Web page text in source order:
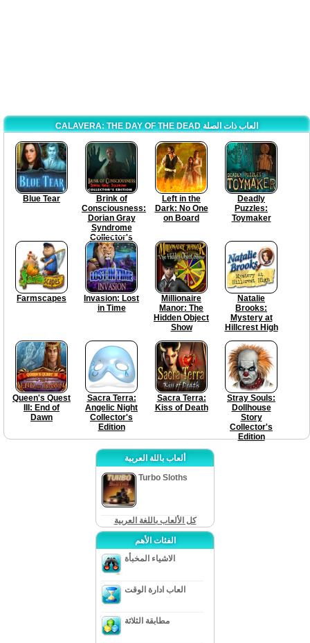
CALAVERA: THE DAY OF THE DEAD العاب ذات الصلة
Blue Tear
Brink of
Consciousness:
Dorian Gray
Syndrome
Collector's
Edition
Left in the
Dark: No One
on Board
Deadly
Puzzles:
Toymaker
Farmscapes
Invasion: Lost
in Time
Millionaire
Manor: The
Hidden Object
Show
Natalie
Brooks:
Mystery at
Hillcrest High
Queen's Quest
III: End of
Dawn
Sacra Terra:
Angelic Night
Collector's
Edition
Sacra Terra:
Kiss of Death
Stray Souls:
Dollhouse
Story
Collector's
Edition
ألعاب باللة العربية
Turbo Sloths
كل الألعاب باللغة العربية
الفئات الأهم
الاشياء المخبأة
العاب ادارة الوقت
مطابقة الثلاثة